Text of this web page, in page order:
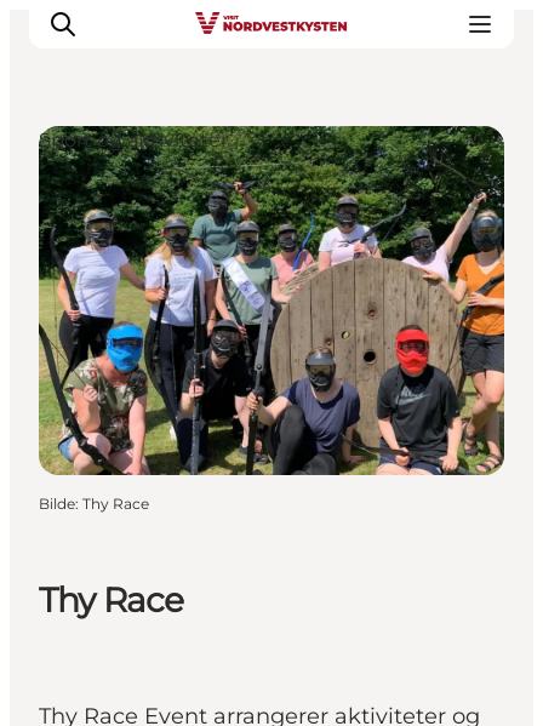
Byer og steder
Inspirasjon
Events
Overnatting
Planlegg ferien
Thy Race
Thy Race Event arrangerer aktiviteter og
Sport og aktiviteter
Bilde: Thy Race